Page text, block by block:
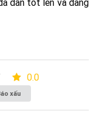
dần tốt lên và đang
0.0
xấu